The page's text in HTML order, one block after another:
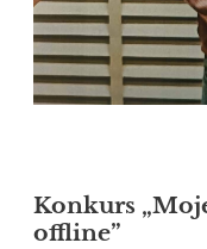
Konkurs
offline”